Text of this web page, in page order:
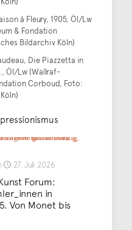
à Fleury, 1905, Öl/Lw
& Fondation
Bildarchiv Köln)
Die Piazzetta in
Öl/Lw (Wallraf-
Corboud, Foto:
27. Juli 2026
Forum:
in
Von Monet bis